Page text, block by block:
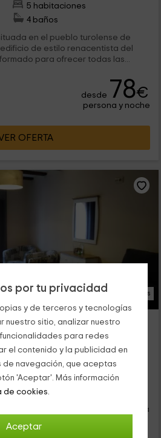
por tu privacidad
y de terceros y tecnologías
nuestro sitio, analizar nuestro
para redes
el contenido y la publicidad en
de navegación, que aceptas
'Aceptar'. Más información
de cookies.
Aceptar
5 habitaciones
4 baños
en el pueblo turolense de
de estilo renacentista del
para ofrecer todas las...
desde 78€
persona y noche
OFERTA
14 Fotos
2 habitaciones
2 baños
de la pronvincia de Teruel. Está